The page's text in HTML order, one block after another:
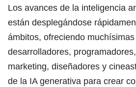
Los avances de la inteligencia
están desplegándose
ámbitos, ofreciendo
desarrolladores,
marketing, diseñadores y
de la IA generativa para crear